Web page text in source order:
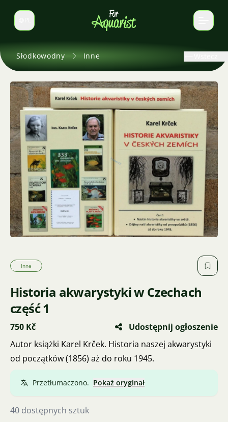
Zmień język
Słodkowodny Inne
Inne
Historia akwarystyki w Czechach
część 1
750 Kč
Udostępnij ogłoszenie
Autor książki Karel Krček. Historia naszej akwarystyki
od początków (1856) aż do roku 1945.
Przetłumaczono. Pokaż oryginał
40 dostępnych sztuk